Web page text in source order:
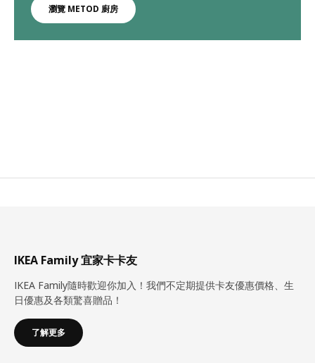
瀏覽 METOD 廚房
IKEA Family 宜家卡卡友
IKEA Family隨時歡迎你加入！我們不定期提供卡友優惠價格、生
日優惠及各類驚喜贈品！
了解更多